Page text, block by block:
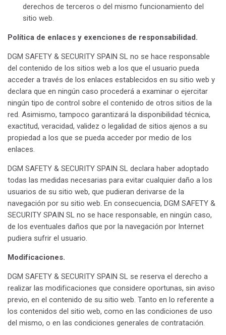
derechos de terceros o del mismo funcionamiento del
sitio web.
Política de enlaces y exenciones de responsabilidad.
DGM SAFETY & SECURITY SPAIN SL no se hace responsable
del contenido de los sitios web a los que el usuario pueda
acceder a través de los enlaces establecidos en su sitio web y
declara que en ningún caso procederá a examinar o ejercitar
ningún tipo de control sobre el contenido de otros sitios de la
red. Asimismo, tampoco garantizará la disponibilidad técnica,
exactitud, veracidad, validez o legalidad de sitios ajenos a su
propiedad a los que se pueda acceder por medio de los
enlaces.
DGM SAFETY & SECURITY SPAIN SL declara haber adoptado
todas las medidas necesarias para evitar cualquier daño a los
usuarios de su sitio web, que pudieran derivarse de la
navegación por su sitio web. En consecuencia, DGM SAFETY &
SECURITY SPAIN SL no se hace responsable, en ningún caso,
de los eventuales daños que por la navegación por Internet
pudiera sufrir el usuario.
Modificaciones.
DGM SAFETY & SECURITY SPAIN SL se reserva el derecho a
realizar las modificaciones que considere oportunas, sin aviso
previo, en el contenido de su sitio web. Tanto en lo referente a
los contenidos del sitio web, como en las condiciones de uso
del mismo, o en las condiciones generales de contratación.